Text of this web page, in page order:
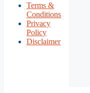
Terms &
Conditions
Privacy
Policy
Disclaimer